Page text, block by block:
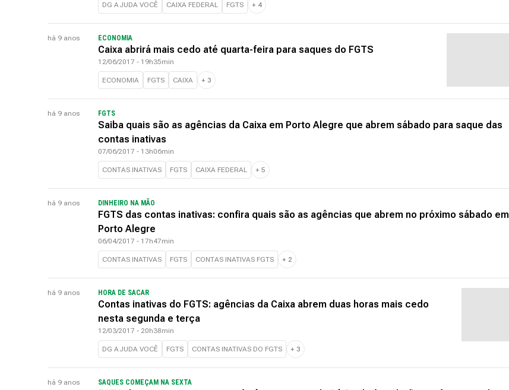
DG AJUDA VOCÊ CAIXA FEDERAL FGTS + 4
há 9 anos ECONOMIA
Caixa abrirá mais cedo até quarta-feira para saques do FGTS
12/06/2017 - 19h35min
ECONOMIA FGTS CAIXA + 3
há 9 anos FGTS
Saiba quais são as agências da Caixa em Porto Alegre que abrem sábado para saque das
contas inativas
07/06/2017 - 13h06min
CONTAS INATIVAS FGTS CAIXA FEDERAL + 5
há 9 anos DINHEIRO NA MÃO
FGTS das contas inativas: confira quais são as agências que abrem no próximo sábado em
Porto Alegre
06/04/2017 - 17h47min
CONTAS INATIVAS FGTS CONTAS INATIVAS FGTS + 2
há 9 anos HORA DE SACAR
Contas inativas do FGTS: agências da Caixa abrem duas horas mais cedo
nesta segunda e terça
12/03/2017 - 20h38min
DG AJUDA VOCÊ FGTS CONTAS INATIVAS DO FGTS + 3
há 9 anos SAQUES COMEÇAM NA SEXTA